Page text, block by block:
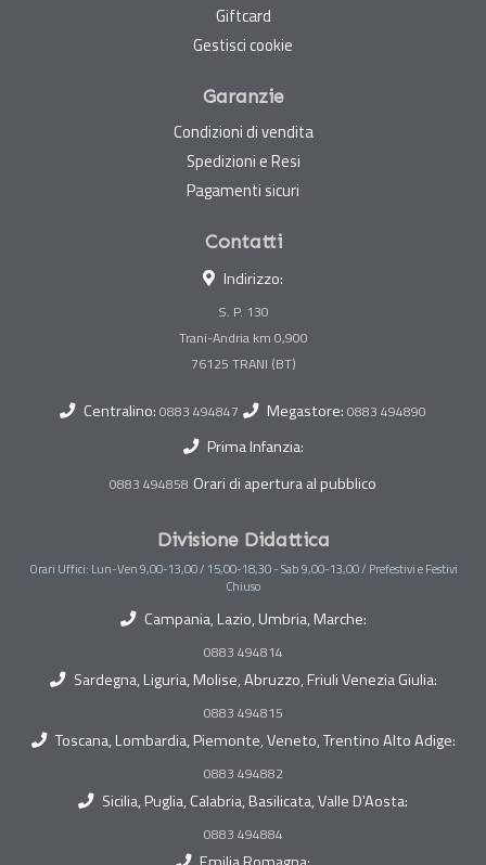
Giftcard
Gestisci cookie
Garanzie
Condizioni di vendita
Spedizioni e Resi
Pagamenti sicuri
Contatti
Indirizzo:
S. P. 130
Trani-Andria km 0,900
Centralino: 0883 494847 Megastore: 0883 494890
Prima Infanzia:
0883 494858 Orari di apertura al pubblico
Divisione Didattica
Orari Uffici: Lun-Ven 9,00-13,00 / 15,00-18,30 - Sab 9,00-13,00 / Prefestivi e Festivi
Chiuso
Campania, Lazio, Umbria, Marche:
0883 494814
Sardegna, Liguria, Molise, Abruzzo, Friuli Venezia Giulia:
0883 494815
Toscana, Lombardia, Piemonte, Veneto, Trentino Alto Adige:
0883 494882
Sicilia, Puglia, Calabria, Basilicata, Valle D'Aosta:
0883 494884